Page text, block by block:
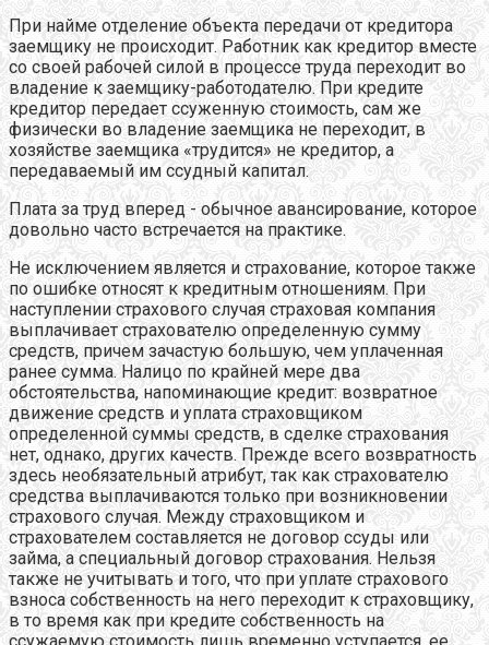
При найме отделение объекта передачи от кредитора
заемщику не происходит. Работник как кредитор вместе
со своей рабочей силой в процессе труда переходит во
владение к заемщику-работодателю. При кредите
кредитор передает ссуженную стоимость, сам же
физически во владение заемщика не переходит, в
хозяйстве заемщика «трудится» не кредитор, а
передаваемый им ссудный капитал.
Плата за труд вперед - обычное авансирование, которое
довольно часто встречается на практике.
Не исключением является и страхование, которое также
по ошибке относят к кредитным отношениям. При
наступлении страхового случая страховая компания
выплачивает страхователю определенную сумму
средств, причем зачастую большую, чем уплаченная
ранее сумма. Налицо по крайней мере два
обстоятельства, напоминающие кредит: возвратное
движение средств и уплата страховщиком
определенной суммы средств, в сделке страхования
нет, однако, других качеств. Прежде всего возвратность
здесь необязательный атрибут, так как страхователю
средства выплачиваются только при возникновении
страхового случая. Между страховщиком и
страхователем составляется не договор ссуды или
займа, а специальный договор страхования. Нельзя
также не учитывать и того, что при уплате страхового
взноса собственность на него переходит к страховщику,
в то время как при кредите собственность на